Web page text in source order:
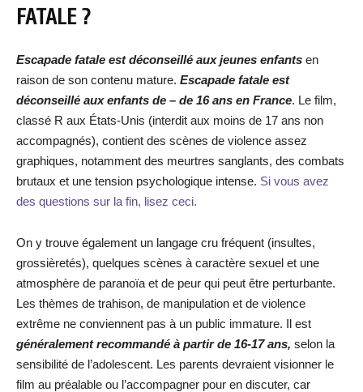
FATALE ?
Escapade fatale est déconseillé aux jeunes enfants en
raison de son contenu mature. Escapade fatale est
déconseillé aux enfants de – de 16 ans en France. Le film,
classé R aux États-Unis (interdit aux moins de 17 ans non
accompagnés), contient des scènes de violence assez
graphiques, notamment des meurtres sanglants, des combats
brutaux et une tension psychologique intense. Si vous avez
des questions sur la fin, lisez ceci.
On y trouve également un langage cru fréquent (insultes,
grossièretés), quelques scènes à caractère sexuel et une
atmosphère de paranoïa et de peur qui peut être perturbante.
Les thèmes de trahison, de manipulation et de violence
extrême ne conviennent pas à un public immature. Il est
généralement recommandé à partir de 16-17 ans, selon la
sensibilité de l’adolescent. Les parents devraient visionner le
film au préalable ou l’accompagner pour en discuter, car